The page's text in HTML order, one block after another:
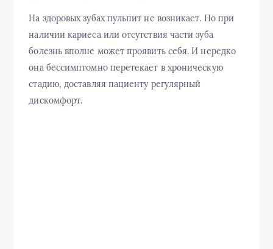
На здоровых зубах пульпит не возникает. Но при
наличии кариеса или отсутствия части зуба
болезнь вполне может проявить себя. И нередко
она бессимптомно перетекает в хроническую
стадию, доставляя пациенту регулярный
дискомфорт.